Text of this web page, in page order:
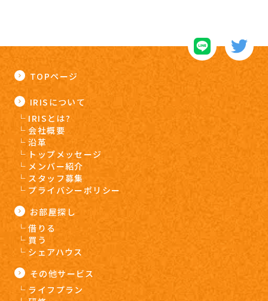
TOPページ
IRISについて
IRISとは?
会社概要
沿革
トップメッセージ
メンバー紹介
スタッフ募集
プライバシーポリシー
お部屋探し
借りる
買う
シェアハウス
その他サービス
ライフプラン